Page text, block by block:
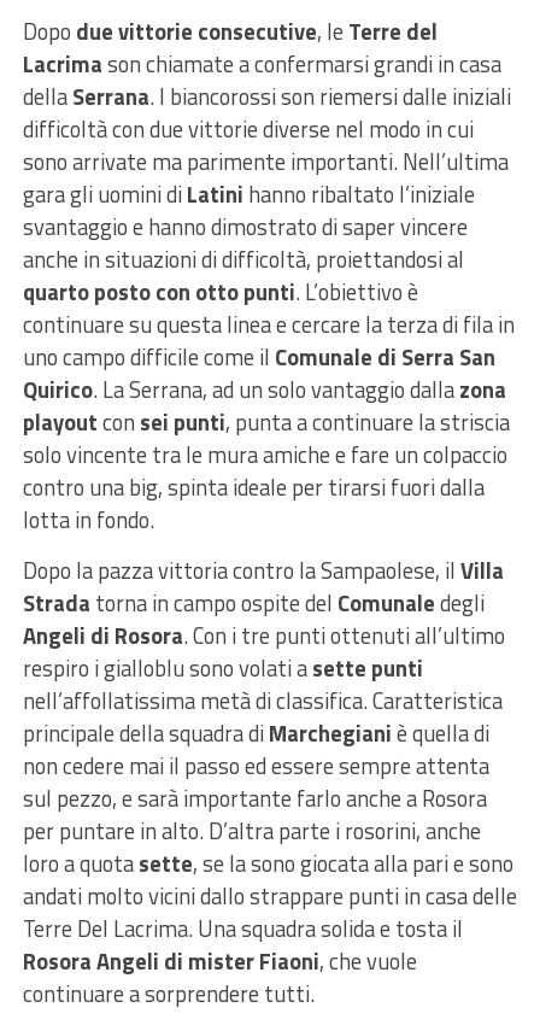
Dopo due vittorie consecutive, le Terre del
Lacrimason chiamate a confermarsi grandi in casa
dellaSerrana. I biancorossi son riemersi dalle iniziali
difficoltà con due vittorie diverse nel modo in cui
sono arrivate ma parimente importanti. Nell’ultima
gara gli uomini diLatini hanno ribaltato l’iniziale
svantaggio e hanno dimostrato di saper vincere
anche in situazioni di difficoltà, proiettandosi al
quarto posto con otto punti. L’obiettivo è
continuare su questa linea e cercare la terza di fila in
uno campo difficile come il Comunale di Serra San
Quirico. La Serrana, ad un solo vantaggio dallazona
playoutcon sei punti, punta a continuare la striscia
solo vincente tra le mura amiche e fare un colpaccio
contro una big, spinta ideale per tirarsi fuori dalla
lotta in fondo.
Dopo la pazza vittoria contro la Sampaolese, ilVilla
Strada torna in campo ospite del Comunaledegli
Angeli di Rosora. Con i tre punti ottenuti all’ultimo
respiro i gialloblu sono volati asette punti
nell’affollatissima metà di classifica. Caratteristica
principale della squadra diMarchegianiè quella di
non cedere mai il passo ed essere sempre attenta
sul pezzo, e sarà importante farlo anche a Rosora
per puntare in alto. D’altra parte i rosorini, anche
loro a quotasette, se la sono giocata alla pari e sono
andati molto vicini dallo strappare punti in casa delle
Terre Del Lacrima. Una squadra solida e tosta il
Rosora Angeli di mister Fiaoni, che vuole
continuare a sorprendere tutti.